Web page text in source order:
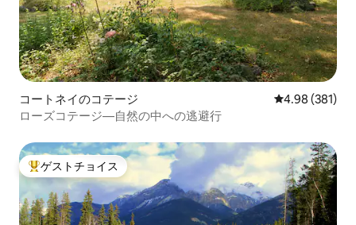
コートネイのコテージ レビュー381
4.98 (381)
ローズコテージ—自然の中への逃避行
大好評のゲストチョイスです。
ゲストチョイス